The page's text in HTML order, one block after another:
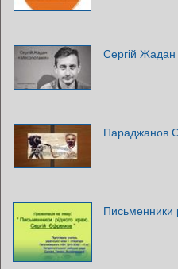
Сергій
Параджанов
Письменники